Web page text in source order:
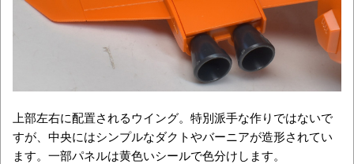
上部左右に配置されるウイング。特別派手な作りではないで
すが、中央にはシンプルなダクトやバーニアが造形されてい
ます。一部パネルは黄色いシールで色分けします。